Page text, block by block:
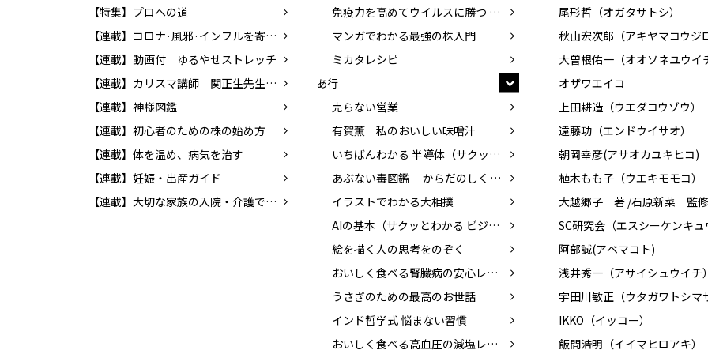
【特集】プロへの道
【連載】コロナ·風邪·インフルを寄せつけない体をつくろう!
【連載】動画付 ゆるやせストレッチ
【連載】カリスマ講師 関正生先生の前置詞を学ぼう！
【連載】神様図鑑
【連載】初心者のための株の始め方
【連載】体を温め、病気を治す
【連載】妊娠・出産ガイド
【連載】大切な家族の入院・介護でやるべきこと
免疫力を高めてウイルスに勝つ 食べ物、暮らし方
マンガでわかる最強の株入門
ミカタレシピ
あ行
売らない営業
有賀薫 私のおいしい味噌汁
いちばんわかる 半導体（サクッとわかる ビジネス教養）
あぶない毒図鑑 からだのしくみと攻略法
イラストでわかる大相撲
AIの基本（サクッとわかる ビジネス教養）
絵を描く人の思考をのぞく
おいしく食べる腎臓病の安心レシピ
うさぎのための最高のお世話
インド哲学式 悩まない習慣
おいしく食べる高血圧の減塩レシピ
尾形哲（オガタサトシ）
大曽根佑一（オオソネユウイ
オザワエイコ
上田耕造（ウエダコウゾウ）
遠藤功（エンドウイサオ）
朝岡幸彦(アサオカユキヒコ)
植木もも子（ウエキモモコ）
阿部誠(アベマコト)
浅井秀一（アサイシュウイチ）
宇田川敏正（ウタガワトシマ
IKKO（イッコー）
飯間浩明（イイマヒロアキ）